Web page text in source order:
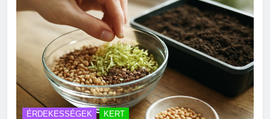
ÉRDEKESSÉGEK KERT